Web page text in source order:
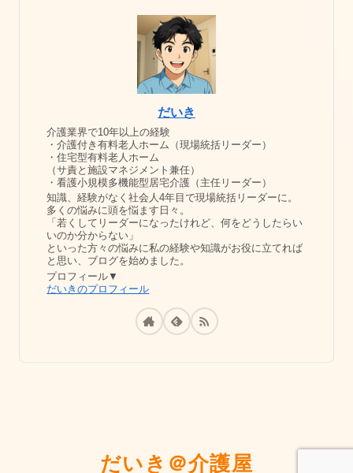
だいき
介護業界で10年以上の経験
・介護付き有料老人ホーム（現場統括リーダー）
・住宅型有料老人ホーム
（サ責と施設マネジメント兼任）
・看護小規模多機能型居宅介護（主任リーダー）
知識、経験がなく社会人4年目で現場統括リーダーに。
多くの悩みに頭を悩ます日々。
「若くしてリーダーになったけれど、何をどうしたらい
いのか分からない」
といった方々の悩みに私の経験や知識がお役に立てれば
と思い、ブログを始めました。
プロフィール▼
だいきのプロフィール
だいき＠介護屋